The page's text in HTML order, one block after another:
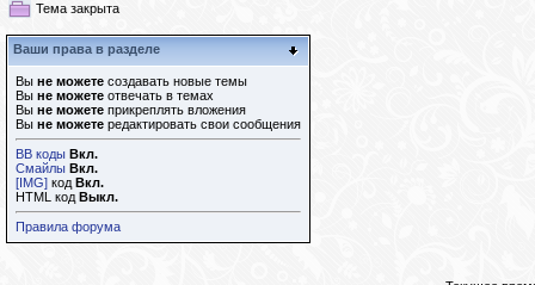
Тема закрыта
Ваши права в разделе
Вы не можете создавать новые темы
Вы не можете отвечать в темах
Вы не можете прикреплять вложения
Вы не можете редактировать свои сообщения
BB коды Вкл.
Смайлы Вкл.
[IMG] код Вкл.
HTML код Выкл.
Правила форума